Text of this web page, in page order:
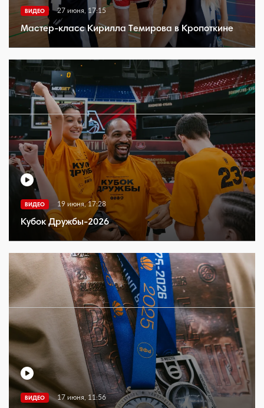
ВИДЕО 27 июня, 17:15
Мастер-класс Кирилла Темирова в Кропоткине
ВИДЕО 19 июня, 17:28
Кубок Дружбы-2026
ВИДЕО 17 июня, 11:56